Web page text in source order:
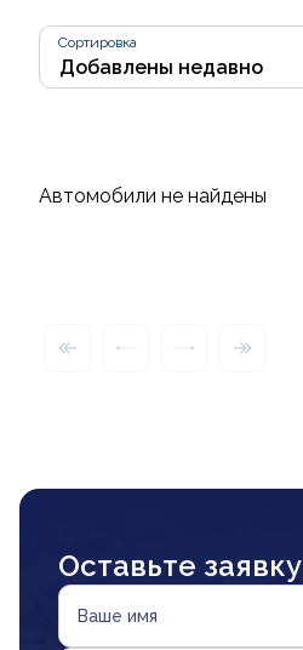
Сортировка
Автомобили не найдены
Оставьте заявку
Ваше имя